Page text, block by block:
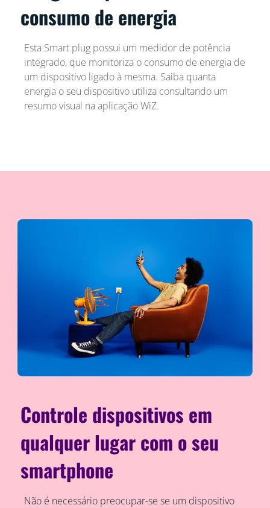
consumo de energia
Esta Smart plug possui um medidor de potência
integrado, que monitoriza o consumo de energia de
um dispositivo ligado à mesma. Saiba quanta
energia o seu dispositivo utiliza consultando um
resumo visual na aplicação WiZ.
Controle dispositivos em
qualquer lugar com o seu
smartphone
Não é necessário preocupar-se se um dispositivo